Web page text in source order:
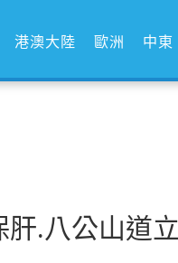
港澳大陸 歐洲 中東
肝.八公山道